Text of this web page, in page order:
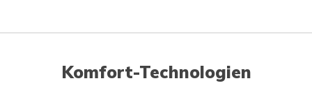
Komfort-Technologien